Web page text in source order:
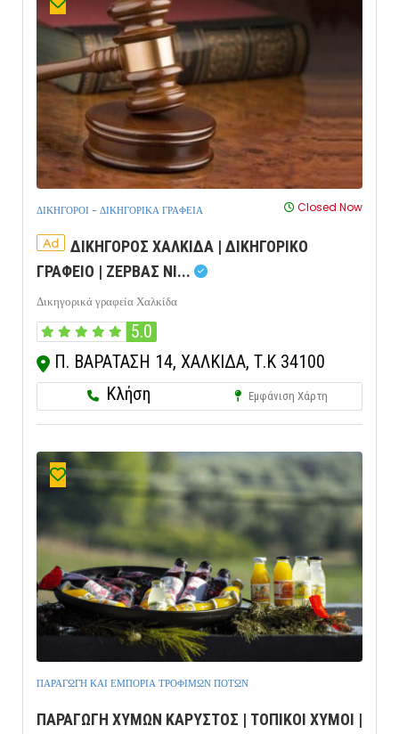
ΔΙΚΗΓΟΡΟΙ - ΔΙΚΗΓΟΡΙΚΑ ΓΡΑΦΕΙΑ Closed Now
Ad
ΔΙΚΗΓΟΡΟΣ ΧΑΛΚΙΔΑ | ΔΙΚΗΓΟΡΙΚΟ
ΓΡΑΦΕΙΟ | ΖΕΡΒΑΣ ΝΙ...
Δικηγορικά γραφεία Χαλκίδα
5.0
Π. ΒΑΡΑΤΑΣΗ 14, ΧΑΛΚΙΔΑ, Τ.Κ 34100
Κλήση
Εμφάνιση Χάρτη
ΠΑΡΑΓΩΓΗ ΚΑΙ ΕΜΠΟΡΙΑ ΤΡΟΦΙΜΩΝ ΠΟΤΩΝ
ΠΑΡΑΓΩΓΗ ΧΥΜΩΝ ΚΑΡΥΣΤΟΣ | ΤΟΠΙΚΟΙ ΧΥΜΟΙ |